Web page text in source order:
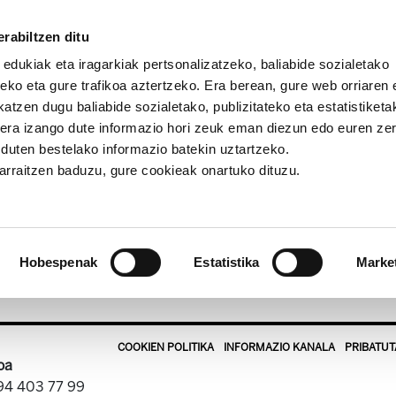
ditu
eta iragarkiak pertsonalizatzeko, baliabide sozialetako
eta gure trafikoa aztertzeko. Era berean, gure web orriaren
dugu baliabide sozialetako, publizitateko eta
izango dute informazio hori zeuk eman diezun edo euren
bestelako informazio batekin uztartzeko.
baduzu, gure cookieak onartuko dituzu.
Hobespenak Estatistika
Landeia 86
COOKIEN POLITIKA INFORMAZIO KANALA
403 77 99